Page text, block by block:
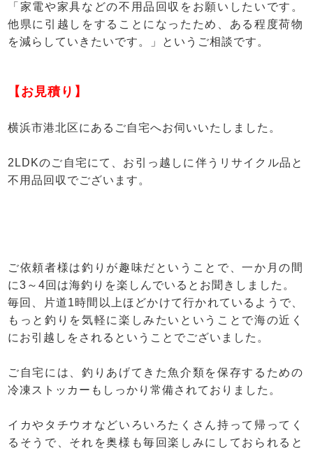
「家電や家具などの不用品回収をお願いしたいです。
他県に引越しをすることになったため、ある程度荷物
を減らしていきたいです。」というご相談です。
【お見積り】
横浜市港北区にあるご自宅へお伺いいたしました。
2LDKのご自宅にて、お引っ越しに伴うリサイクル品と
不用品回収でございます。
ご依頼者様は釣りが趣味だということで、一か月の間
に3～4回は海釣りを楽しんでいるとお聞きしました。
毎回、片道1時間以上ほどかけて行かれているようで、
もっと釣りを気軽に楽しみたいということで海の近く
にお引越しをされるということでございました。
ご自宅には、釣りあげてきた魚介類を保存するための
冷凍ストッカーもしっかり常備されておりました。
イカやタチウオなどいろいろたくさん持って帰ってく
るそうで、それを奥様も毎回楽しみにしておられると